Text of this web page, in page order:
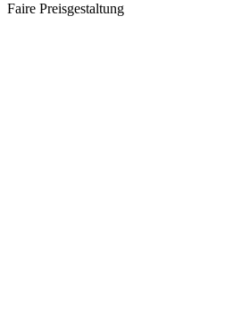
Faire Preisgestaltung